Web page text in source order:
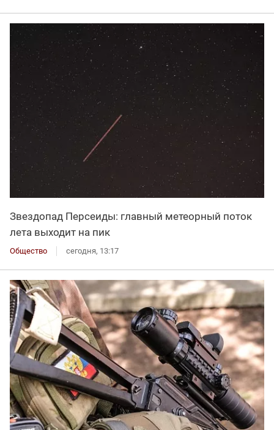
Звездопад Персеиды: главный метеорный поток
лета выходит на пик
Общество сегодня, 13:17